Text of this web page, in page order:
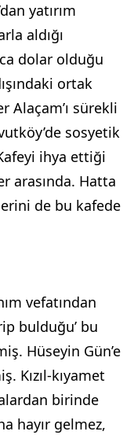
yatırım
aldığı
dolar olduğu
ortak
sürekli
sosyetik
ihya ettiği
arasında. Hatta
de bu kafede
vefatından
bulduğu’ bu
Hüseyin Gün’e
Kızıl-kıyamet
birinde
hayır gelmez,